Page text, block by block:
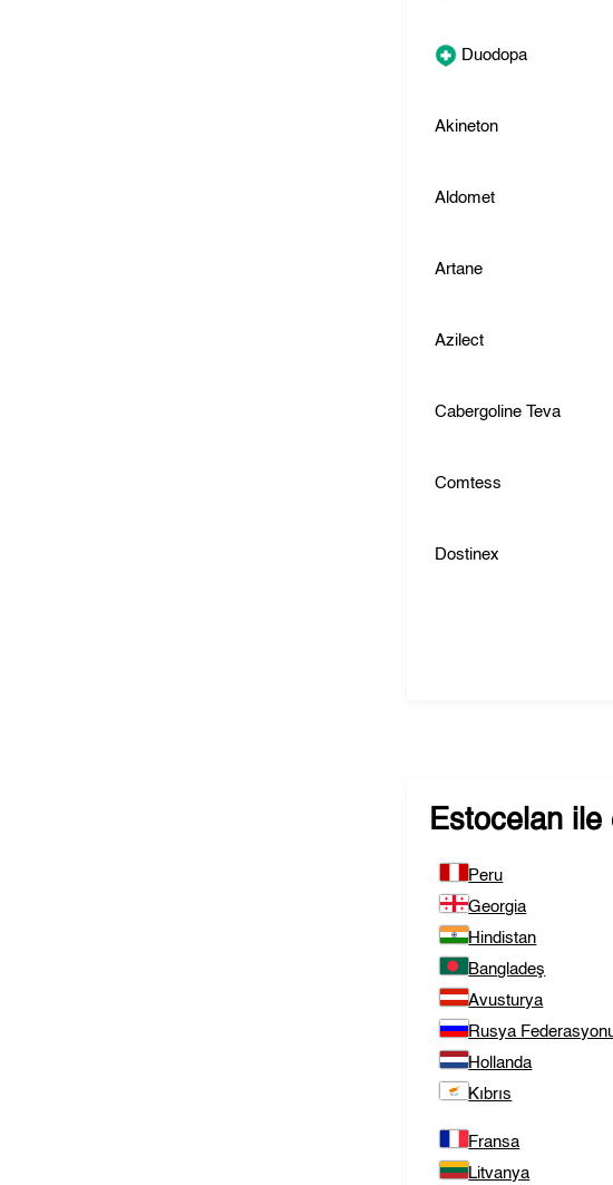
Duodopa
Akineton
Aldomet
Artane
Azilect
Cabergoline Teva
Comtess
Dostinex
Estocelan ile
Peru
Georgia
Hindistan
Bangladeş
Avusturya
Rusya
Hollanda
Kıbrıs
Fransa
Litvanya